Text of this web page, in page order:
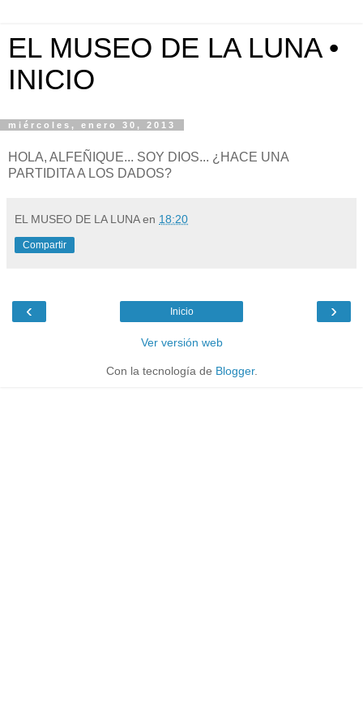
EL MUSEO DE LA LUNA •
INICIO
miércoles, enero 30, 2013
HOLA, ALFEÑIQUE... SOY DIOS... ¿HACE UNA
PARTIDITA A LOS DADOS?
EL MUSEO DE LA LUNA en 18:20
Compartir
‹ ›
Inicio
Ver versión web
Con la tecnología de Blogger.